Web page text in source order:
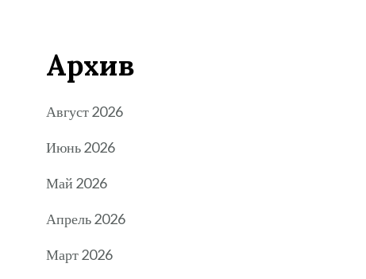
Архив
Август 2026
Июнь 2026
Май 2026
Апрель 2026
Март 2026